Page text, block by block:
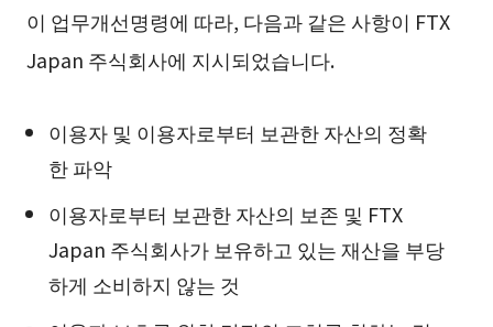
이 업무개선명령에 따라, 다음과 같은 사항이 FTX
Japan 주식회사에 지시되었습니다.
이용자 및 이용자로부터 보관한 자산의 정확
한 파악
이용자로부터 보관한 자산의 보존 및 FTX
Japan 주식회사가 보유하고 있는 재산을 부당
하게 소비하지 않는 것